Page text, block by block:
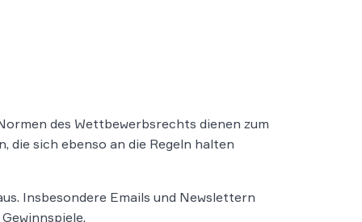
des Wettbewerbsrechts dienen zum
die sich ebenso an die Regeln halten
Insbesondere Emails und Newslettern